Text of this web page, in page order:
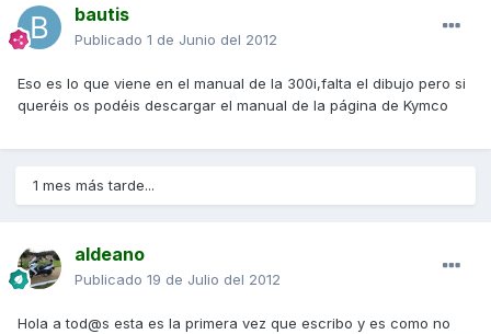
bautis
Publicado 1 de Junio del 2012
Eso es lo que viene en el manual de la 300i,falta el dibujo pero si
queréis os podéis descargar el manual de la página de Kymco
1 mes más tarde...
aldeano
Publicado 19 de Julio del 2012
Hola a tod@s esta es la primera vez que escribo y es como no